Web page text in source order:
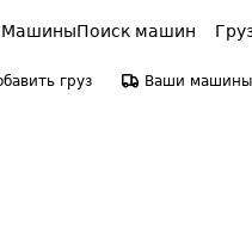
МашиныПоиск машин
груз Ваши машины